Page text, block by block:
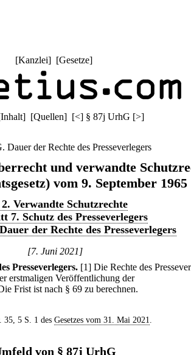
[Kanzlei] [Gesetze]
Inhalt] [Quellen] [<] § 87j UrhG [>]
Dauer der Rechte des Presseverlegers
und verwandte
vom 9. September 1965
Verwandte Schutzrechte
7. Schutz des Presseverlegers
der Rechte des Presseverlegers
[7. Juni 2021]
Presseverlegers. [1] Die Rechte des
erstmaligen Veröffentlichung der
Frist ist nach § 69 zu berechnen.
35, 5 S. 1 des Gesetzes vom 31. Mai 2021
von § 87j UrhG